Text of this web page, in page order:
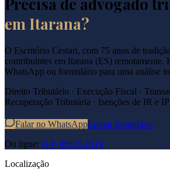
em Itarana?
O Escritório Cestari, com 75 anos de
contribuintes em Itarana (ES) remotamente.
WhatsApp ou formulário para uma análise
Direito Tributário · Execução Fiscal ·
Recuperação Tributária · Isenções de IR e
Falar no WhatsAppEnviar formulário
Ou ligue: (14) 99619-9119
Localização